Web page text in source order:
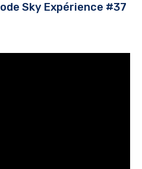
Sky Expérience #37